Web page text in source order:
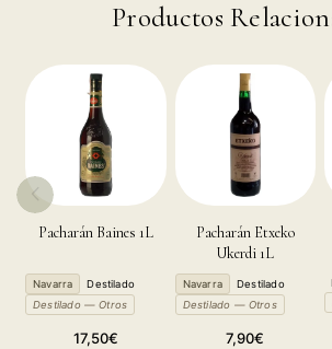
Productos
Pacharán Baines 1L
Navarra
Destilado
Destilado — Otros
Precio
17,50€
Pacharán Etxeko
Ukerdi 1L
Navarra
Destilado
Destilado — Otros
Precio
7,90€